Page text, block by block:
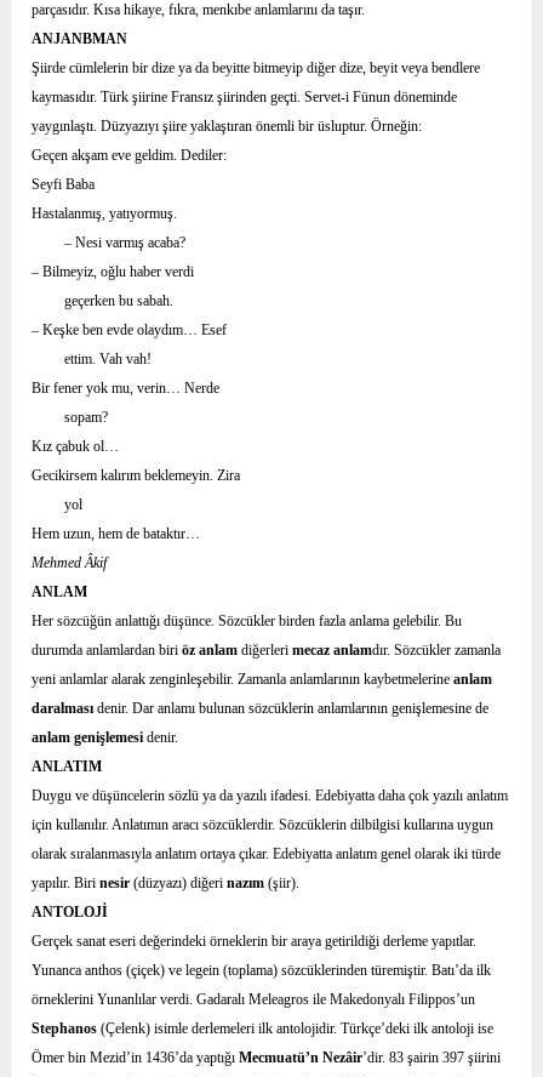
parçasıdır. Kısa hikaye, fıkra, menkıbe anlamlarını da taşır.
ANJANBMAN
Şiirde cümlelerin bir dize ya da beyitte bitmeyip diğer dize, beyit veya bendlere
kaymasıdır. Türk şiirine Fransız şiirinden geçti. Servet-i Fünun döneminde
yaygınlaştı. Düzyazıyı şiire yaklaştıran önemli bir üsluptur. Örneğin:
Geçen akşam eve geldim. Dediler:
Seyfi Baba
Hastalanmış, yatıyormuş.
– Nesi varmış acaba?
– Bilmeyiz, oğlu haber verdi
geçerken bu sabah.
– Keşke ben evde olaydım… Esef
ettim. Vah vah!
Bir fener yok mu, verin… Nerde
sopam?
Kız çabuk ol…
Gecikirsem kalırım beklemeyin. Zira
yol
Hem uzun, hem de bataktır…
Mehmed Âkif
ANLAM
Her sözcüğün anlattığı düşünce. Sözcükler birden fazla anlama gelebilir. Bu
durumda anlamlardan biriöz anlam diğerlerimecaz anlamdır. Sözcükler zamanla
yeni anlamlar alarak zenginleşebilir. Zamanla anlamlarının kaybetmelerineanlam
daralması denir. Dar anlamı bulunan sözcüklerin anlamlarının genişlemesine de
anlam genişlemesi denir.
ANLATIM
Duygu ve düşüncelerin sözlü ya da yazılı ifadesi. Edebiyatta daha çok yazılı anlatım
için kullanılır. Anlatımın aracı sözcüklerdir. Sözcüklerin dilbilgisi kullarına uygun
olarak sıralanmasıyla anlatım ortaya çıkar. Edebiyatta anlatım genel olarak iki türde
yapılır. Birinesir (düzyazı) diğerinazım (şiir).
ANTOLOJİ
Gerçek sanat eseri değerindeki örneklerin bir araya getirildiği derleme yapıtlar.
Yunanca anthos (çiçek) ve legein (toplama) sözcüklerinden türemiştir. Batı’da ilk
örneklerini Yunanlılar verdi. Gadaralı Meleagros ile Makedonyalı Filippos’un
Stephanos (Çelenk) isimle derlemeleri ilk antolojidir. Türkçe’deki ilk antoloji ise
Ömer bin Mezid’in 1436’da yaptığıMecmuatü’n Nezâir’dir. 83 şairin 397 şiirini